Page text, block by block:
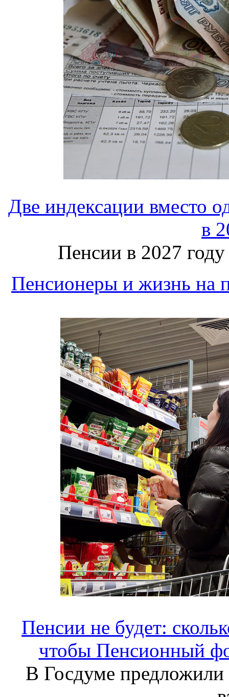
Две индексации вместо
в
Пенсии в 2027
Пенсионеры и жизнь на
Пенсии не будет:
чтобы Пенсионный
В Госдуме предложили